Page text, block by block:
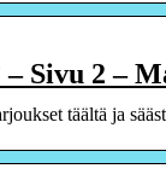
Sivu 2 –
täältä ja